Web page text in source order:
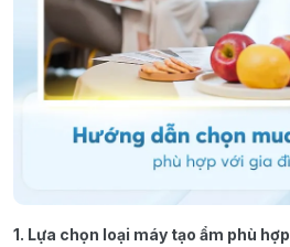
1. Lựa chọn loại máy tạo ẩm phù hợp